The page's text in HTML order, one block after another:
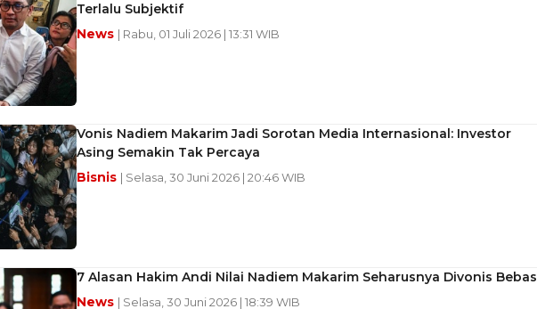
Terlalu Subjektif
News | Rabu, 01 Juli 2026 | 13:31 WIB
Vonis Nadiem Makarim Jadi Sorotan Media Internasional: Investor
Asing Semakin Tak Percaya
Bisnis | Selasa, 30 Juni 2026 | 20:46 WIB
7 Alasan Hakim Andi Nilai Nadiem Makarim Seharusnya Divonis Bebas
News | Selasa, 30 Juni 2026 | 18:39 WIB